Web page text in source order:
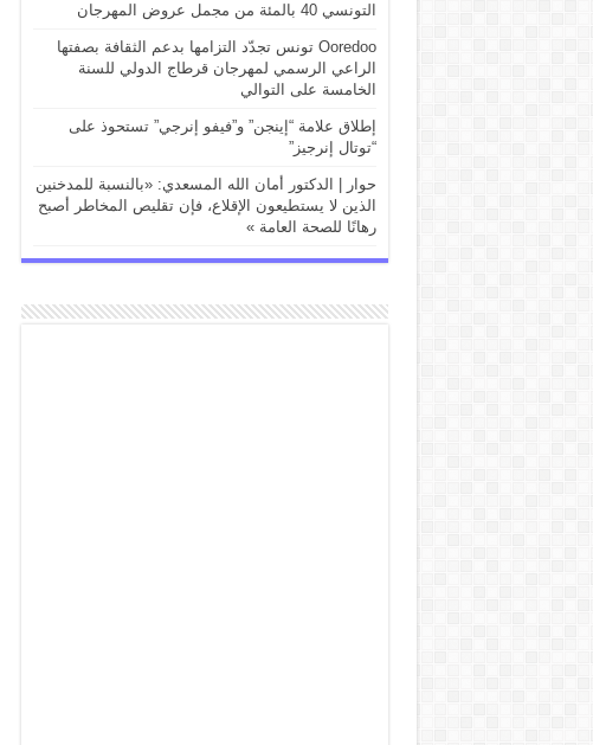
التونسي 40 بالمئة من مجمل عروض المهرجان
Ooredoo تونس تجدّد التزامها بدعم الثقافة بصفتها
الراعي الرسمي لمهرجان قرطاج الدولي للسنة
الخامسة على التوالي
إطلاق علامة “إينجن” و”فيفو إنرجي” تستحوذ على
“توتال إنرجيز”
حوار | الدكتور أمان الله المسعدي: «بالنسبة للمدخنين
الذين لا يستطيعون الإقلاع، فإن تقليص المخاطر أصبح
رهانًا للصحة العامة »